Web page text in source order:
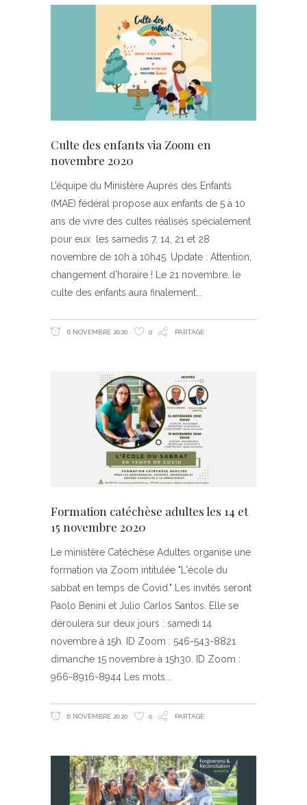
Culte des enfants via Zoom en
novembre 2020
L’équipe du Ministère Auprès des Enfants
(MAE) fédéral propose aux enfants de 5 à 10
ans de vivre des cultes réalisés spécialement
pour eux les samedis 7, 14, 21 et 28
novembre de 10h à 10h45. Update : Attention,
changement d'horaire ! Le 21 novembre, le
culte des enfants aura finalement
6 NOVEMBRE 2020 0 PARTAGE
Formation catéchèse adultes les 14 et
15 novembre 2020
Le ministère Catéchèse Adultes organise une
formation via Zoom intitulée "L'école du
sabbat en temps de Covid." Les invités seront
Paolo Benini et Julio Carlos Santos. Elle se
déroulera sur deux jours : samedi 14
novembre à 15h. ID Zoom : 546-543-8821
dimanche 15 novembre à 15h30. ID Zoom :
966-8916-8944 Les mots
6 NOVEMBRE 2020 0 PARTAGE